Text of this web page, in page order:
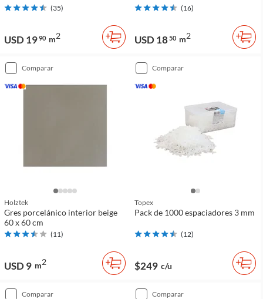
(35)
USD 1990 m2
(16)
USD 1850 m2
comparar
Holztek
Gres porcelánico interior beige
60 x 60 cm
(11)
USD 9 m2
comparar
Topex
Pack de 1000 espaciadores 3 mm
(12)
$249 c/u
comparar comparar